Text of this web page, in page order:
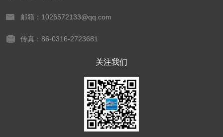
邮箱：1026572133@qq.com
传真：86-0316-2723681
关注我们